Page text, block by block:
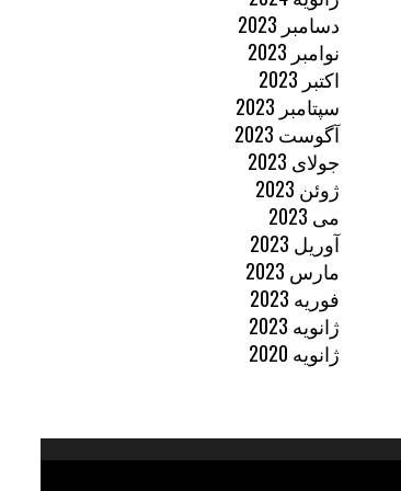
دسامبر 2023
نوامبر 2023
اکتبر 2023
سپتامبر 2023
آگوست 2023
جولای 2023
ژوئن 2023
می 2023
آوریل 2023
مارس 2023
فوریه 2023
ژانویه 2023
ژانویه 2020